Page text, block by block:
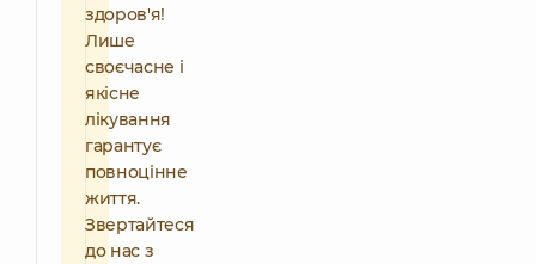
здоров'я!
Лише
своєчасне і
якісне
лікування
гарантує
повноцінне
життя.
Звертайтеся
до нас з